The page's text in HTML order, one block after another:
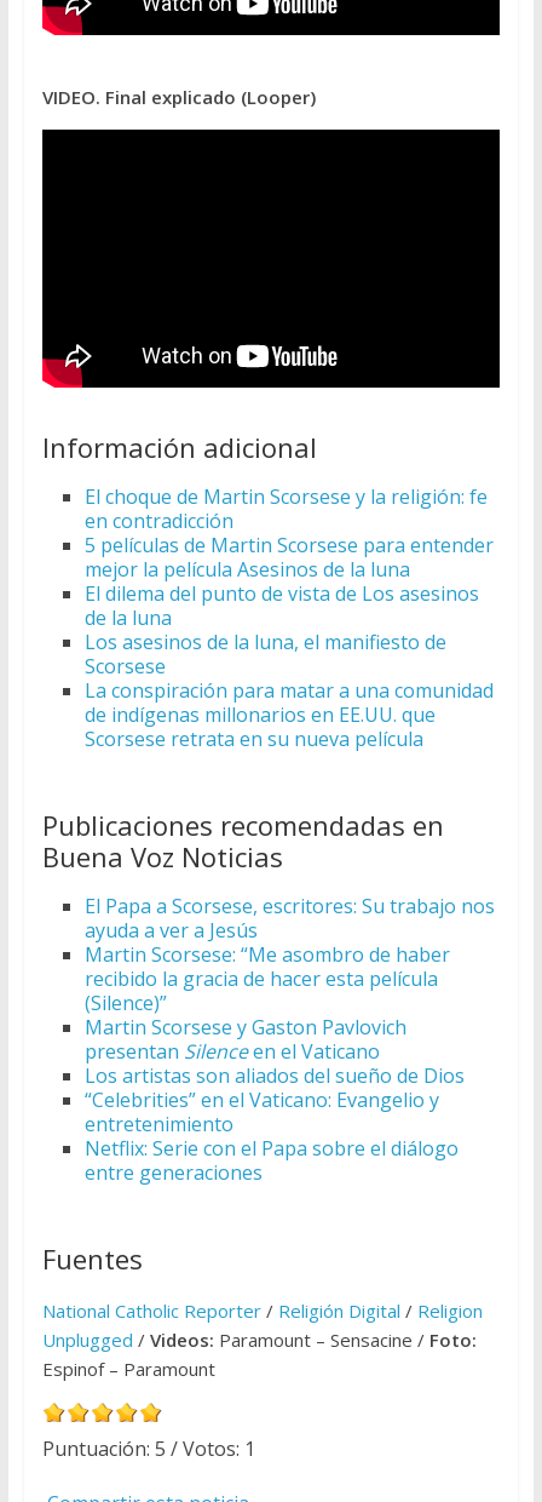
VIDEO. Final explicado (Looper)
Información adicional
El choque de Martin Scorsese y la religión: fe
en contradicción
5 películas de Martin Scorsese para entender
mejor la película Asesinos de la luna
El dilema del punto de vista de Los asesinos
de la luna
Los asesinos de la luna, el manifiesto de
Scorsese
La conspiración para matar a una comunidad
de indígenas millonarios en EE.UU. que
Scorsese retrata en su nueva película
Publicaciones recomendadas en
Buena Voz Noticias
El Papa a Scorsese, escritores: Su trabajo nos
ayuda a ver a Jesús
Martin Scorsese: “Me asombro de haber
recibido la gracia de hacer esta película
(Silence)”
Martin Scorsese y Gaston Pavlovich
presentan Silenceen el Vaticano
Los artistas son aliados del sueño de Dios
“Celebrities” en el Vaticano: Evangelio y
entretenimiento
Netflix: Serie con el Papa sobre el diálogo
entre generaciones
Fuentes
National Catholic Reporter/ Religión Digital / Religion
Unplugged / Videos: Paramount – Sensacine / Foto:
Espinof – Paramount
Puntuación: 5 / Votos: 1